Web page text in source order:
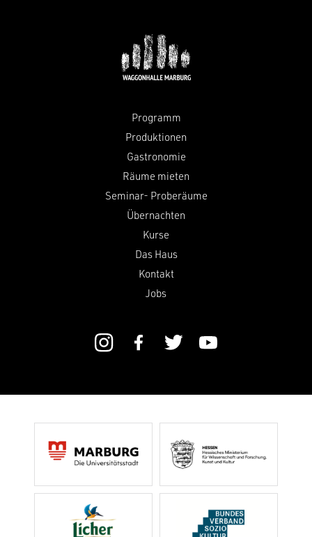
Programm
Produktionen
Gastronomie
Räume mieten
Seminar- Proberäume
Übernachten
Kurse
Das Haus
Kontakt
Jobs